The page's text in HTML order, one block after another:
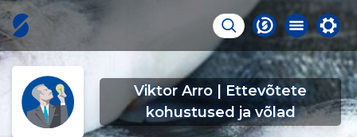
Viktor Arro | Ettevõtete
kohustused ja võlad